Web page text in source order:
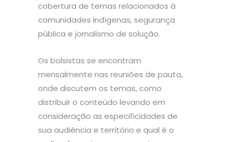
cobertura de temas relacionados à
comunidades indígenas, segurança
pública e jornalismo de solução.
Os bolsistas se encontram
mensalmente nas reuniões de pauta,
onde discutem os temas, como
distribuir o conteúdo levando em
consideração as especificidades de
sua audiência e território e qual é o